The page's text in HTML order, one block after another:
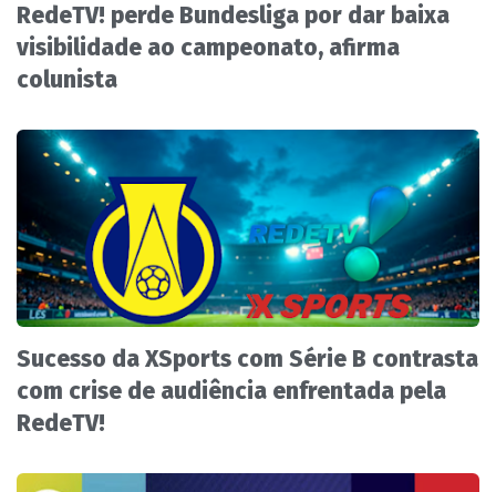
RedeTV! perde Bundesliga por dar baixa
visibilidade ao campeonato, afirma
colunista
Sucesso da XSports com Série B contrasta
com crise de audiência enfrentada pela
RedeTV!